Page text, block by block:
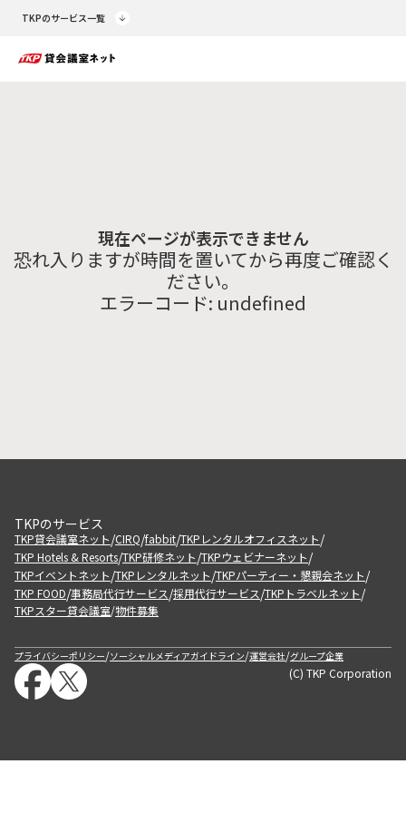
TKPのサービス一覧
現在ページが表示できません
恐れ入りますが時間を置いてから再度ご確認く
ださい。
エラーコード: undefined
TKPのサービス
TKP貸会議室ネット/CIRQ/fabbit/TKPレンタルオフィスネット/
TKP Hotels & Resorts/TKP研修ネット/TKPウェビナーネット/
TKPイベントネット/TKPレンタルネット/TKPパーティー・懇親会ネット/
TKP FOOD/事務局代行サービス/採用代行サービス/TKPトラベルネット/
TKPスター貸会議室/物件募集
プライバシーポリシー/ソーシャルメディアガイドライン/運営会社/グループ企業
(C) TKP Corporation